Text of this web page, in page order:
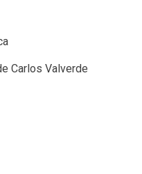
Carlos Valverde